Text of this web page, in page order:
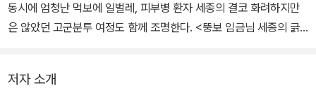
동시에 엄청난 먹보에 일벌레, 피부병 환자 세종의 결코 화려하지만
은 않았던 고군분투 여정도 함께 조명한다. <뚱보 임금님 세종의 긁
가 고스란히 녹아 있는 한글의 가치를 느끼도록 했다.
저자 소개